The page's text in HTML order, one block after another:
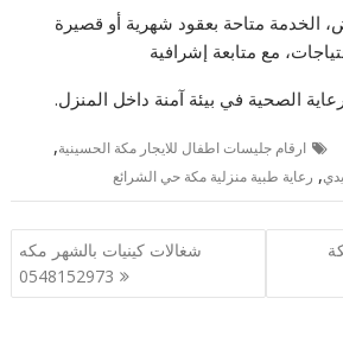
الخدمة متاحة بعقود شهرية أو قصيرة
مع متابعة إشرافية
الصحية في بيئة آمنة داخل المنزل.
ارقام جليسات اطفال للايجار مكة الحسينية,
, رعاية طبية منزلية مكة حي الشرائع
شغالات كينيات بالشهر مكه
0548152973